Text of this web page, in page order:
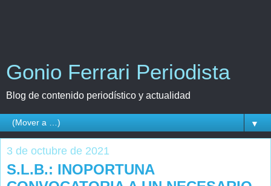
Gonio Ferrari Periodista
Blog de contenido periodístico y actualidad
▼
3 de octubre de 2021
S.L.B.: INOPORTUNA